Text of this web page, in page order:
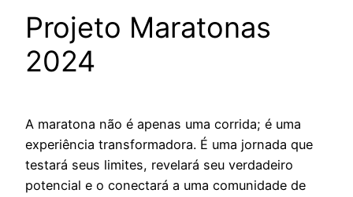
Projeto Maratonas
2024
A maratona não é apenas uma corrida; é uma
experiência transformadora. É uma jornada que
testará seus limites, revelará seu verdadeiro
potencial e o conectará a uma comunidade de